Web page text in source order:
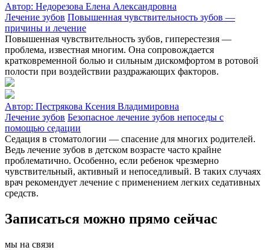
Автор: Недорезова Елена Александровна
Лечение зубов Повышенная чувствительность зубов —
причины и лечение
Повышенная чувствительность зубов, гиперестезия —
проблема, известная многим. Она сопровождается
кратковременной болью и сильным дискомфортом в ротовой
полости при воздействии раздражающих факторов.
Автор: Пестрякова Ксения Владимировна
Лечение зубов Безопасное лечение зубов непоседы с
помощью седации
Седация в стоматологии — спасение для многих родителей.
Ведь лечение зубов в детском возрасте часто крайне
проблематично. Особенно, если ребенок чрезмерно
чувствительный, активный и непоседливый. В таких случаях
врач рекомендует лечение с применением легких седативных
средств.
Записаться можно прямо сейчас
мы на связи